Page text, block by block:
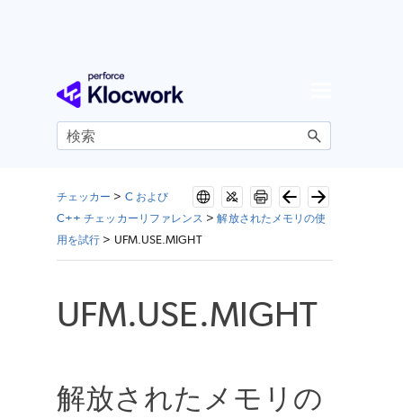
メイン コンテンツにスキップ
チェッカー > C および
C++ チェッカーリファレンス >解放されたメモリの使
用を試行 > UFM.USE.MIGHT
UFM.USE.MIGHT
解放されたメモリの